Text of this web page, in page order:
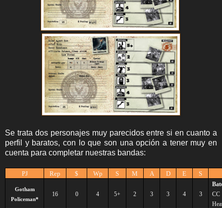
Se trata dos personajes muy parecidos entre si en cuanto a
perfil y baratos, con lo que son una opción a tener muy en
cuenta para completar nuestras bandas:
PJ Rep $ Wp S M A D E S
Gotham
Policeman*
16 0 4 5+ 2 3 3 4 3